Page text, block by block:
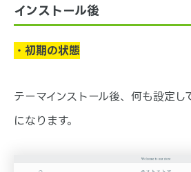
インストール後
・初期の状態
テーマインストール後、何も設定
になります。